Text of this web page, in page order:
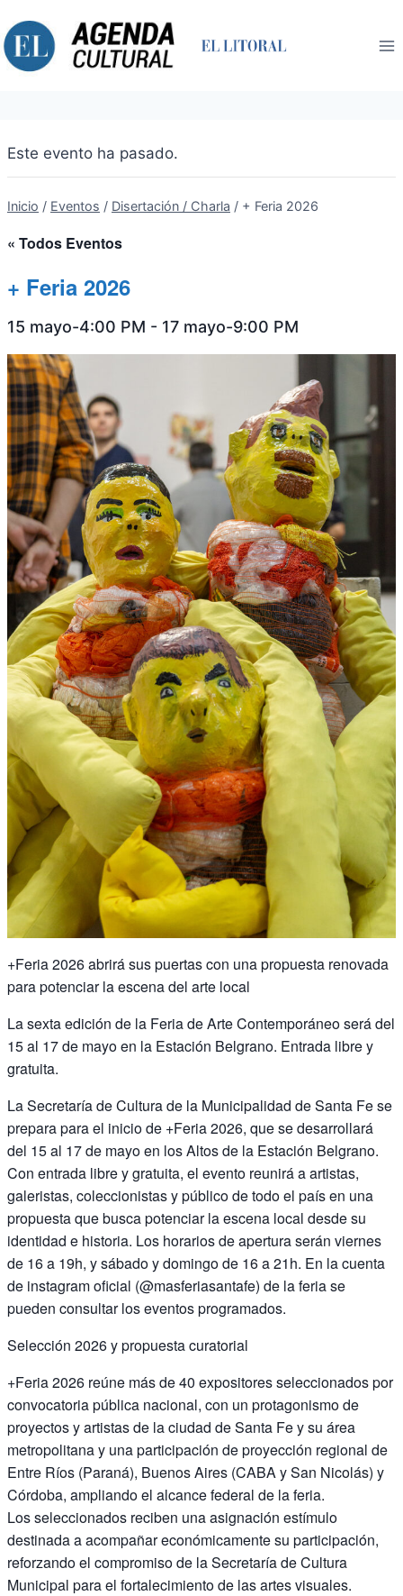
al
contenido
Este evento ha pasado.
Inicio / Eventos / Disertación / Charla / + Feria 2026
« Todos Eventos
+ Feria 2026
15 mayo-4:00 PM - 17 mayo-9:00 PM
+Feria 2026 abrirá sus puertas con una propuesta renovada
para potenciar la escena del arte local
La sexta edición de la Feria de Arte Contemporáneo será del
15 al 17 de mayo en la Estación Belgrano. Entrada libre y
gratuita.
La Secretaría de Cultura de la Municipalidad de Santa Fe se
prepara para el inicio de +Feria 2026, que se desarrollará
del 15 al 17 de mayo en los Altos de la Estación Belgrano.
Con entrada libre y gratuita, el evento reunirá a artistas,
galeristas, coleccionistas y público de todo el país en una
propuesta que busca potenciar la escena local desde su
identidad e historia. Los horarios de apertura serán viernes
de 16 a 19h, y sábado y domingo de 16 a 21h. En la cuenta
de instagram oficial (@masferiasantafe) de la feria se
pueden consultar los eventos programados.
Selección 2026 y propuesta curatorial
+Feria 2026 reúne más de 40 expositores seleccionados por
convocatoria pública nacional, con un protagonismo de
proyectos y artistas de la ciudad de Santa Fe y su área
metropolitana y una participación de proyección regional de
Entre Ríos (Paraná), Buenos Aires (CABA y San Nicolás) y
Córdoba, ampliando el alcance federal de la feria.
Los seleccionados reciben una asignación estímulo
destinada a acompañar económicamente su participación,
reforzando el compromiso de la Secretaría de Cultura
Municipal para el fortalecimiento de las artes visuales.